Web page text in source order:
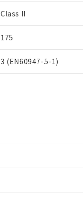
Class II
175
3 (EN60947-5-1)